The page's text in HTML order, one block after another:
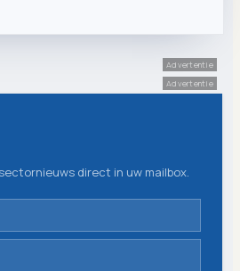
Advertentie
Advertentie
direct in uw mailbox.